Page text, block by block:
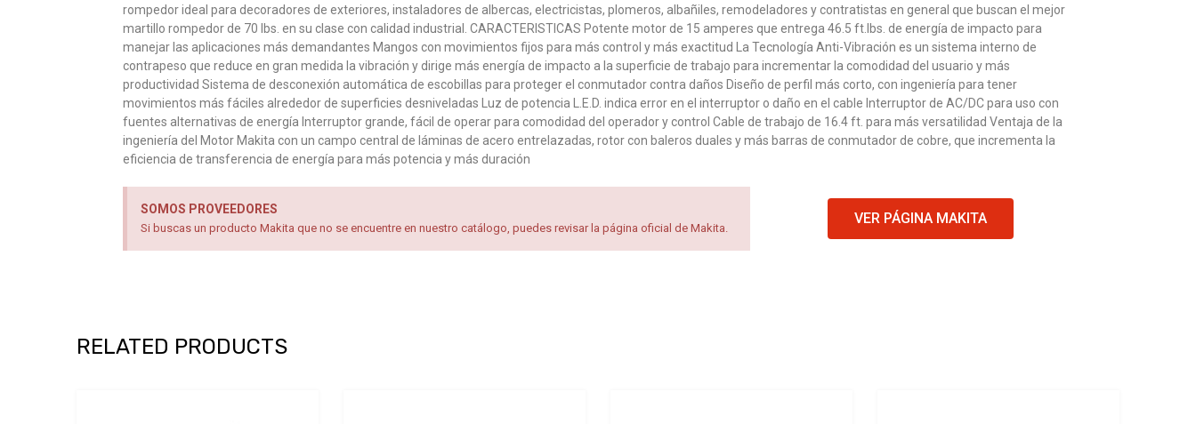
rompedor ideal para decoradores de exteriores, instaladores de albercas, electricistas, plomeros, albañiles, remodeladores y contratistas en general que buscan el mejor
martillo rompedor de 70 lbs. en su clase con calidad industrial. CARACTERISTICAS Potente motor de 15 amperes que entrega 46.5 ft.lbs. de energía de impacto para
manejar las aplicaciones más demandantes Mangos con movimientos fijos para más control y más exactitud La Tecnología Anti-Vibración es un sistema interno de
contrapeso que reduce en gran medida la vibración y dirige más energía de impacto a la superficie de trabajo para incrementar la comodidad del usuario y más
productividad Sistema de desconexión automática de escobillas para proteger el conmutador contra daños Diseño de perfil más corto, con ingeniería para tener
movimientos más fáciles alrededor de superficies desniveladas Luz de potencia L.E.D. indica error en el interruptor o daño en el cable Interruptor de AC/DC para uso con
fuentes alternativas de energía Interruptor grande, fácil de operar para comodidad del operador y control Cable de trabajo de 16.4 ft. para más versatilidad Ventaja de la
ingeniería del Motor Makita con un campo central de láminas de acero entrelazadas, rotor con baleros duales y más barras de conmutador de cobre, que incrementa la
eficiencia de transferencia de energía para más potencia y más duración
SOMOS PROVEEDORES
Si buscas un producto Makita que no se encuentre en nuestro catálogo, puedes revisar la página oficial de Makita.
VER PÁGINA MAKITA
RELATED PRODUCTS